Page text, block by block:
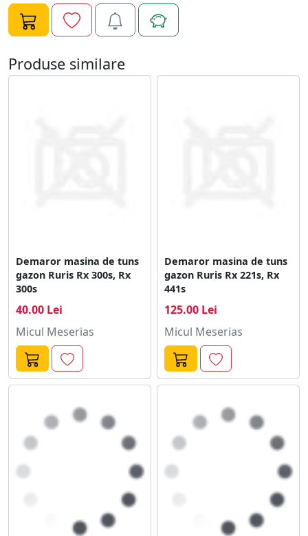
Produse similare
Demaror masina de tuns
gazon Ruris Rx 300s, Rx
300s
40.00 Lei
Micul Meserias
Demaror masina de tuns
gazon Ruris Rx 221s, Rx
441s
125.00 Lei
Micul Meserias